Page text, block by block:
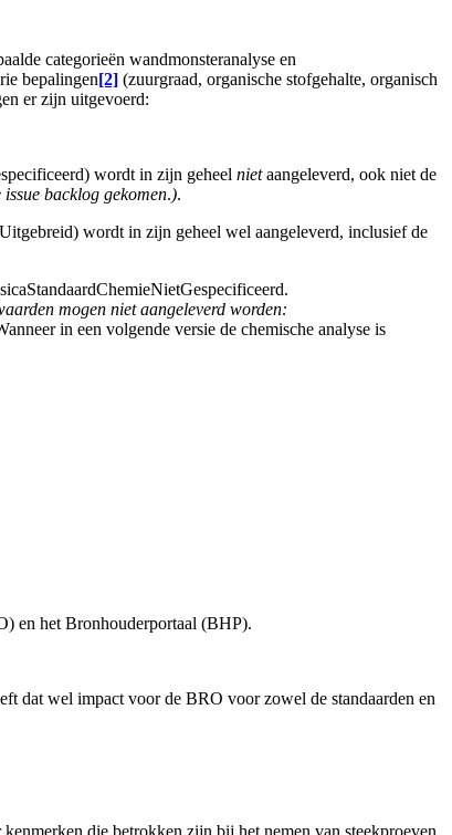
categorieën wandmonsteranalyse en
bepalingen[2] (zuurgraad, organische stofgehalte, organisch
er zijn uitgevoerd:
wordt in zijn geheel nietaangeleverd, ook niet de
backlog gekomen.).
wordt in zijn geheel wel aangeleverd, inclusief de
mogen niet aangeleverd worden:
in een volgende versie de chemische analyse is
en het Bronhouderportaal (BHP).
dat wel impact voor de BRO voor zowel de standaarden en
die betrokken zijn bij het nemen van steekproeven